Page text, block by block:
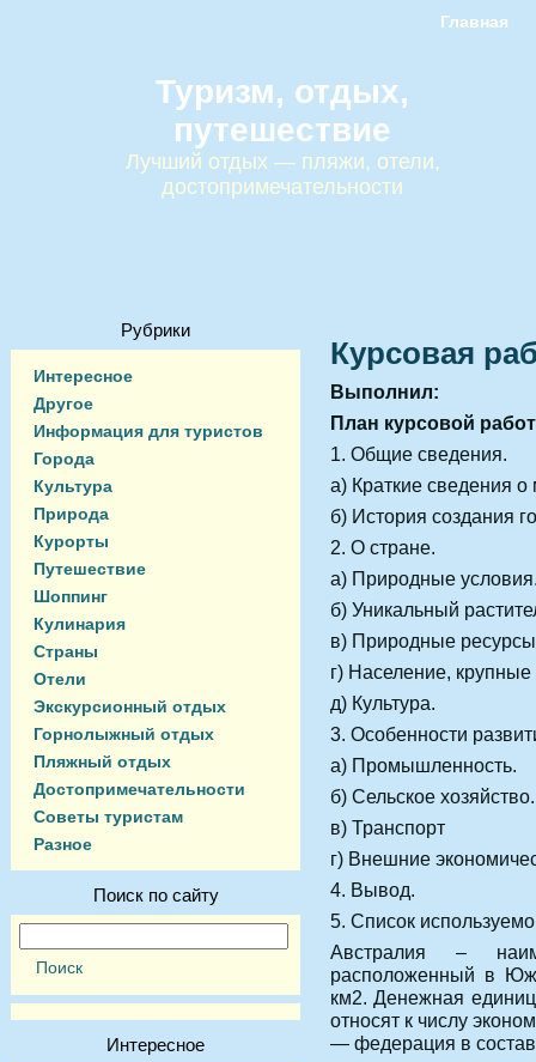
Главная
Туризм, отдых,
путешествие
Лучший отдых — пляжи, отели,
достопримечательности
Рубрики
Интересное
Другое
Информация для туристов
Города
Культура
Природа
Курорты
Путешествие
Шоппинг
Кулинария
Страны
Отели
Экскурсионный отдых
Горнолыжный отдых
Пляжный отдых
Достопримечательности
Советы туристам
Разное
Поиск по сайту
Интересное
Курсовая
Выполнил:
План курсовой
1. Общие сведения.
а) Краткие сведения о
б) История создания
2. О стране.
а) Природные
б) Уникальный
в) Природные
г) Население, крупные
д) Культура.
3. Особенности
а) Промышленность.
б) Сельское хозяйство.
в) Транспорт
г) Внешние
4. Вывод.
5. Список
Австралия –
расположенный в
км2. Денежная
относят к числу
— федерация в